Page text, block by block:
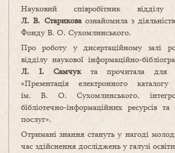
Науковий співробітник відділу
Л. В. Стариковаознайомила з
Фонду В. О. Сухомлинського.
Про роботу у дисертаційному залі
відділу наукової інформаційно-
Л. І. Самчукта прочитала для
«Презентація електронного
ім. В. О. Сухомлинського,
бібліотечно-інформаційних ресурсів
послуг».
Отримані знання стануть у нагоді
час здійснення досліджень у галузі